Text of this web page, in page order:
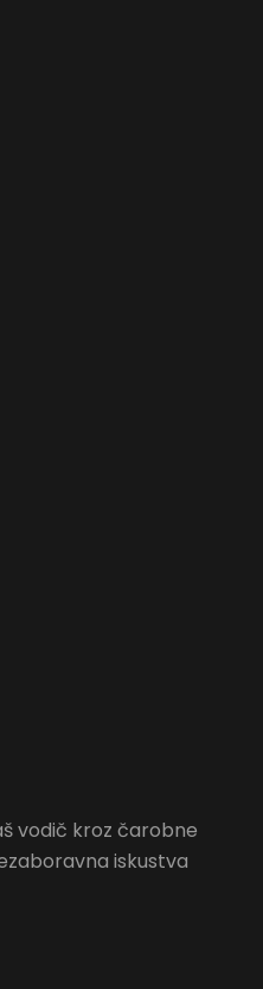
vodič kroz čarobne
iskustva